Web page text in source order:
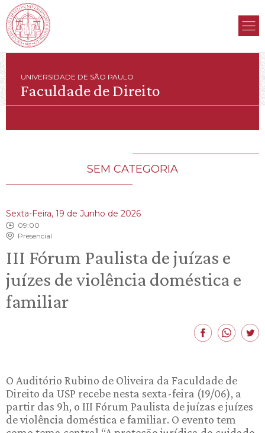
UNIVERSIDADE DE SÃO PAULO
Faculdade de Direito
SEM CATEGORIA
Sexta-Feira, 19 de Junho de 2026
09:00
Presencial
III Fórum Paulista de juízas e
juízes de violência doméstica e
familiar
O Auditório Rubino de Oliveira da Faculdade de
Direito da USP recebe nesta sexta-feira (19/06), a
partir das 9h, o III Fórum Paulista de juízas e juízes
de violência doméstica e familiar. O evento tem